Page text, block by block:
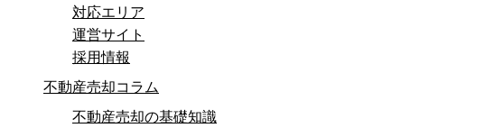
対応エリア
運営サイト
採用情報
不動産売却コラム
不動産売却の基礎知識